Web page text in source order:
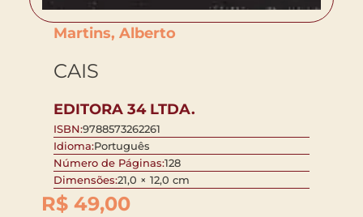
Martins, Alberto
CAIS
EDITORA 34 LTDA.
ISBN:9788573262261
Idioma:Português
Número de Páginas:128
Dimensões:21,0 × 12,0 cm
R$ 49,00